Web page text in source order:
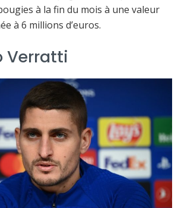
à la fin du mois à une valeur
à 6 millions d’euros.
Verratti